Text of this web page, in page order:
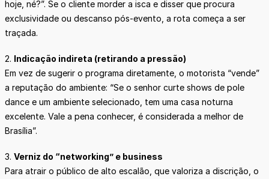
hoje, né?”. Se o cliente morder a isca e disser que procura
exclusividade ou descanso pós-evento, a rota começa a ser
traçada.
2. Indicação indireta (retirando a pressão)
Em vez de sugerir o programa diretamente, o motorista “vende”
a reputação do ambiente: “Se o senhor curte shows de pole
dance e um ambiente selecionado, tem uma casa noturna
excelente. Vale a pena conhecer, é considerada a melhor de
Brasília”.
3. Verniz do “networking” e business
Para atrair o público de alto escalão, que valoriza a discrição, o